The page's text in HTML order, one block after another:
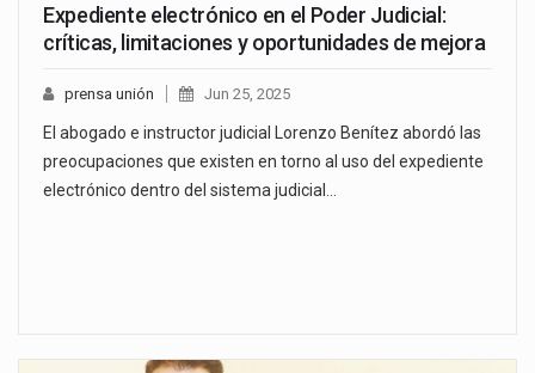
Expediente electrónico en el Poder Judicial:
críticas, limitaciones y oportunidades de mejora
prensa unión Jun 25, 2025
El abogado e instructor judicial Lorenzo Benítez abordó las
preocupaciones que existen en torno al uso del expediente
electrónico dentro del sistema judicial…